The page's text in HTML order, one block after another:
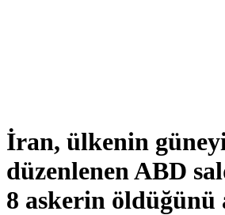
İran, ülkenin
düzenlenen ABD
8 askerin öldüğünü